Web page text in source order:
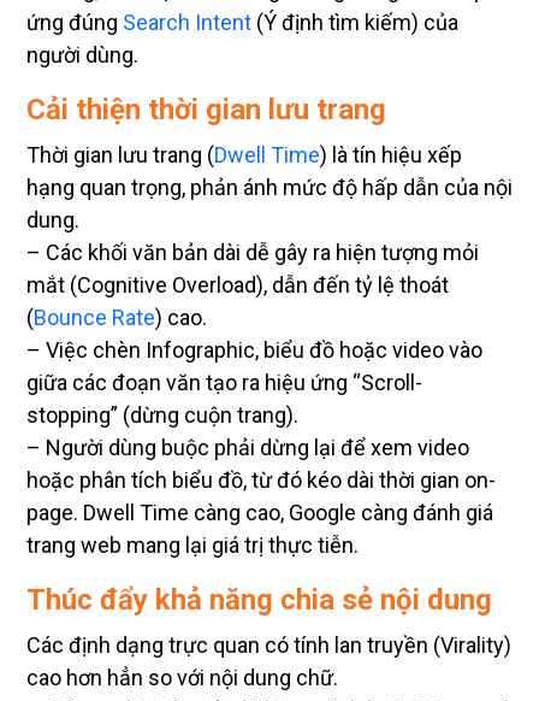
ứng đúng Search Intent (Ý định tìm kiếm) của
người dùng.
Cải thiện thời gian lưu trang
Thời gian lưu trang (Dwell Time) là tín hiệu xếp
hạng quan trọng, phản ánh mức độ hấp dẫn của nội
dung.
– Các khối văn bản dài dễ gây ra hiện tượng mỏi
mắt (Cognitive Overload), dẫn đến tỷ lệ thoát
(Bounce Rate) cao.
– Việc chèn Infographic, biểu đồ hoặc video vào
giữa các đoạn văn tạo ra hiệu ứng “Scroll-
stopping” (dừng cuộn trang).
– Người dùng buộc phải dừng lại để xem video
hoặc phân tích biểu đồ, từ đó kéo dài thời gian on-
page. Dwell Time càng cao, Google càng đánh giá
trang web mang lại giá trị thực tiễn.
Thúc đẩy khả năng chia sẻ nội dung
Các định dạng trực quan có tính lan truyền (Virality)
cao hơn hẳn so với nội dung chữ.